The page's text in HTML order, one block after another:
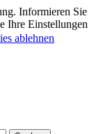
Informieren Sie
Ihre Einstellungen
ablehnen